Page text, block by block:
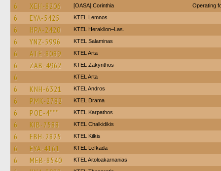
6 XEH-8206 [OASA] Corinthia Operating
6 EYA-5425 KTEL Lemnos
6 HPA-2420 KTEL Heraklion–Las.
6 YNZ-5996 KTEL Salaminas
6 ATE-8089 KTEL Arta
6 ZAB-4962 KTEL Zakynthos
6 KTEL Arta
6 KNH-6321 KTEL Andros
6 PMK-2782 KTEL Drama
6 POE-4*** ΚΤΕL Karpathos
6 KIB-7588 ΚΤΕL Chalkidikis
6 EBH-2825 KTEL Kilkis
6 EYA-4161 KTEL Lefkada
6 MEB-8540 KTEL Aitoloakarnanias